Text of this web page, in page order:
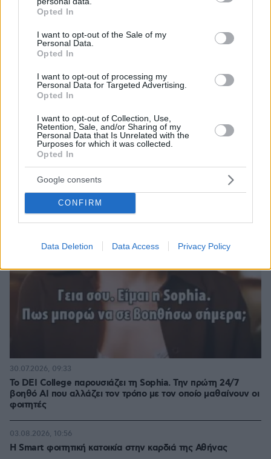
grant or deny consent to Google and its third-party tags to
use your data for below specified purposes in below Google
consent section.
Opted In
I want to opt-out of the Sale of my
Personal Data.
Opted In
I want to opt-out of processing my
Personal Data for Targeted Advertising.
Opted In
I want to opt-out of Collection, Use,
Retention, Sale, and/or Sharing of my
Personal Data that Is Unrelated with the
Purposes for which it was collected.
Opted In
Google consents
CONFIRM
Data Deletion Data Access Privacy Policy
Ο Light ανέβασε φωτογραφίες με τον γιο του
11.04.2026, 11:47
Thema Insights
Το DEI College παρουσιάζει τη Sophia. Την πρώτη 24/7
βοηθό AI που αλλάζει τον τρόπο με τον οποίο μαθαίνουν οι
φοιτητές
30.07.2026, 09:33
Η Smart φοιτητική κατοικία στην καρδιά της Αθήνας
03.08.2026, 10:56